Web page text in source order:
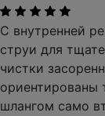
С внутренней
струи для
чистки
ориентированы
шлангом само